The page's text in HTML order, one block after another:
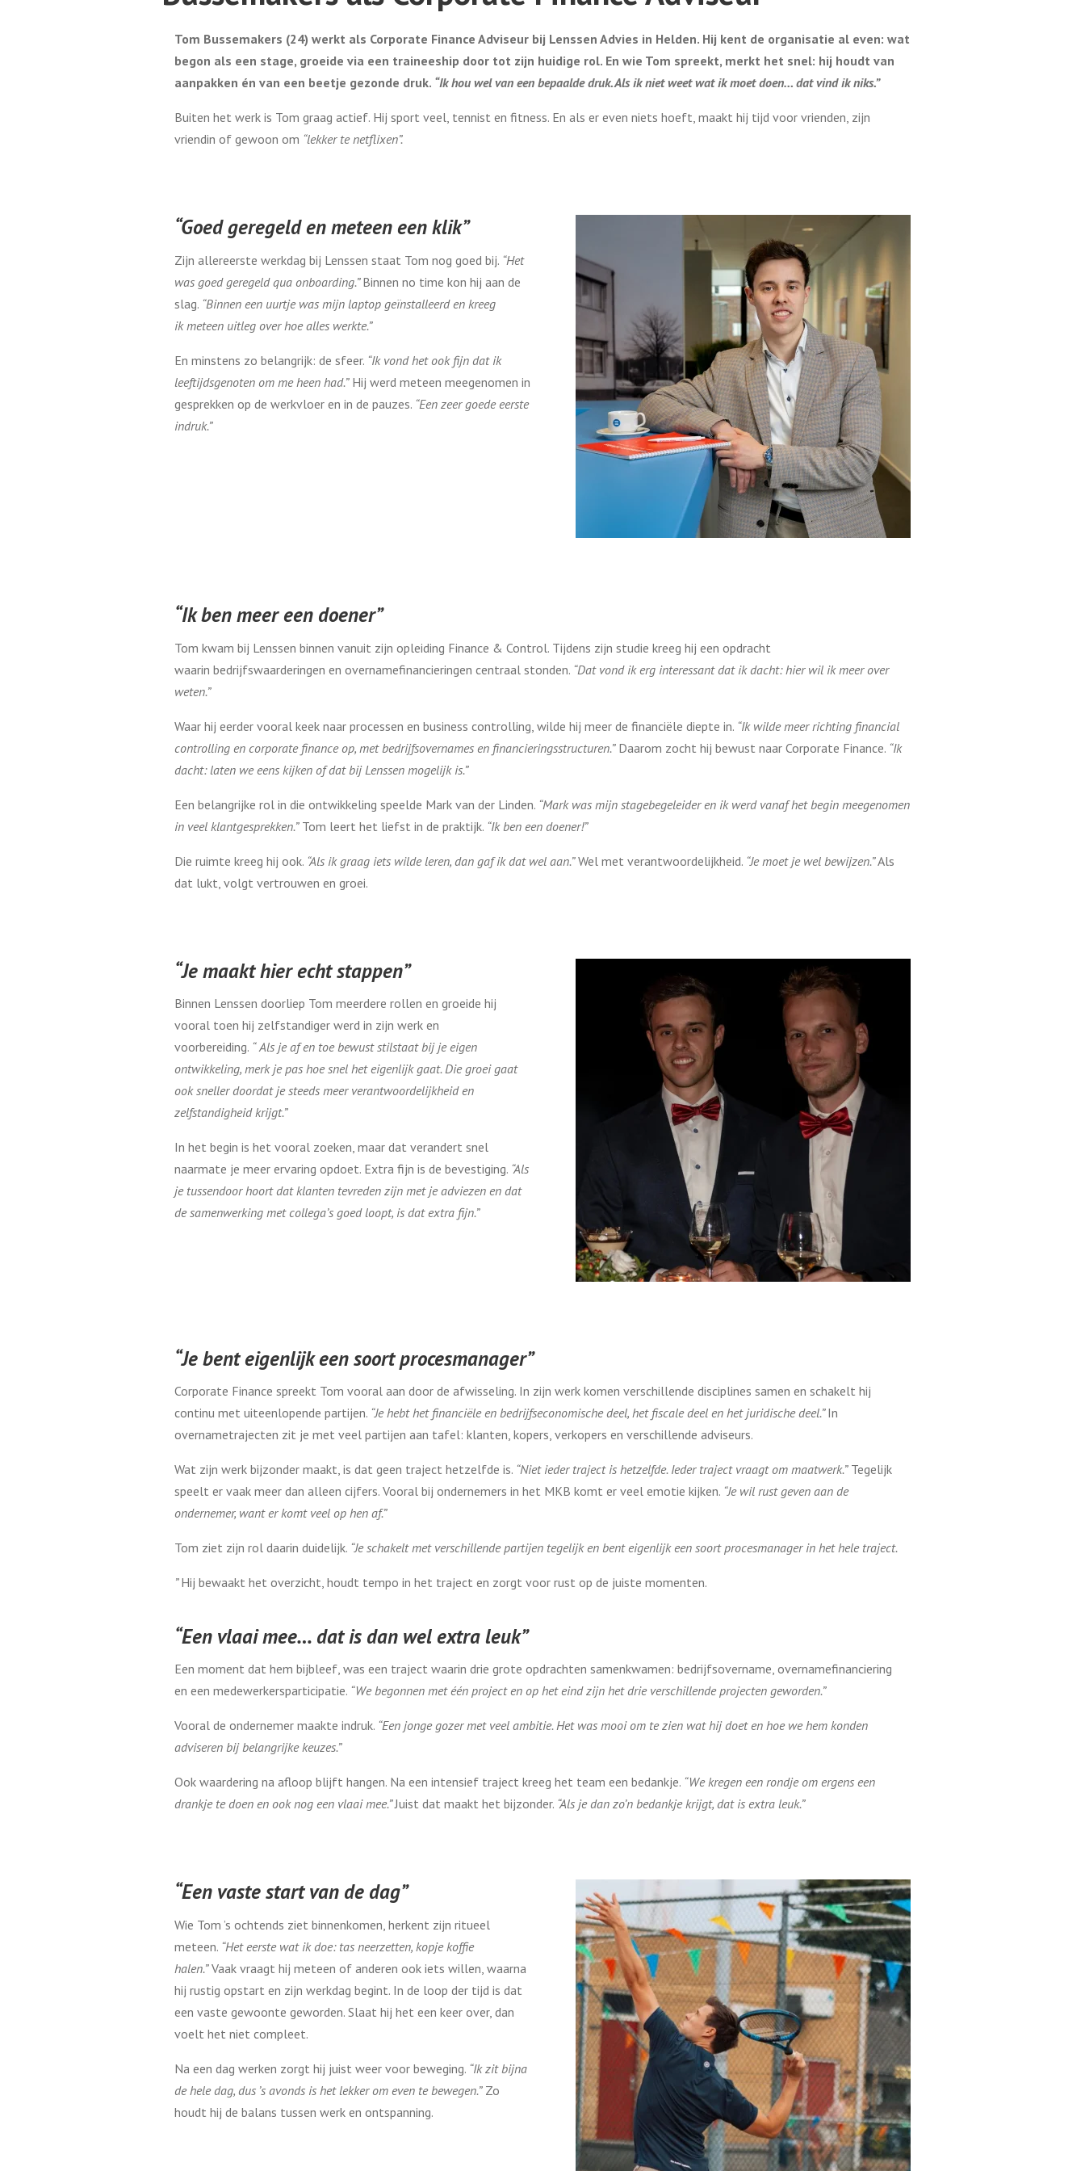
Tom Bussemakers (24) werkt als Corporate Finance Adviseur bij Lenssen Advies in Helden. Hij kent de organisatie al even: wat
begon als een stage, groeide via een traineeship door tot zijn huidige rol. En wie Tom spreekt, merkt het snel: hij houdt van
aanpakken én van een beetje gezonde druk. “Ik hou wel van een bepaalde druk. Als ik niet weet wat ik moet doen… dat vind ik niks.”
Buiten het werk is Tom graag actief. Hij sport veel, tennist en fitness. En als er even niets hoeft, maakt hij tijd voor vrienden, zijn
vriendin of gewoon om “lekker te netflixen”.
“Goed geregeld en meteen een klik”
Zijn allereerste werkdag bij Lenssen staat Tom nog goed bij. “Het
was goed geregeld qua onboarding.”Binnen no time kon hij aan de
slag. “Binnen een uurtje was mijn laptop geïnstalleerd en kreeg
ik meteen uitleg over hoe alles werkte.”
En minstens zo belangrijk: de sfeer. “Ik vond het ook fijn dat ik
leeftijdsgenoten om me heen had.”Hij werd meteen meegenomen in
gesprekken op de werkvloer en in de pauzes. “Een zeer goede eerste
indruk.”
“Ik ben meer een doener”
Tom kwam bij Lenssen binnen vanuit zijn opleiding Finance & Control. Tijdens zijn studie kreeg hij een opdracht
waarin bedrijfswaarderingen en overnamefinancieringen centraal stonden. “Dat vond ik erg interessant dat ik dacht: hier wil ik meer over
weten.”
Waar hij eerder vooral keek naar processen en business controlling, wilde hij meer de financiële diepte in. “Ik wilde meer richting financial
controlling en corporate finance op, met bedrijfsovernames en financieringsstructuren.”Daarom zocht hij bewust naar Corporate Finance. “Ik
dacht: laten we eens kijken of dat bij Lenssen mogelijk is.”
Een belangrijke rol in die ontwikkeling speelde Mark van der Linden. “Mark was mijn stagebegeleider en ik werd vanaf het begin meegenomen
in veel klantgesprekken.”Tom leert het liefst in de praktijk. “Ik ben een doener!”
Die ruimte kreeg hij ook. “Als ik graag iets wilde leren, dan gaf ik dat wel aan.”Wel met verantwoordelijkheid. “Je moet je wel bewijzen.”Als
dat lukt, volgt vertrouwen en groei.
“Je maakt hier echt stappen”
Binnen Lenssen doorliep Tom meerdere rollen en groeide hij
vooral toen hij zelfstandiger werd in zijn werk en
voorbereiding. “ Als je af en toe bewust stilstaat bij je eigen
ontwikkeling, merk je pas hoe snel het eigenlijk gaat. Die groei gaat
ook sneller doordat je steeds meer verantwoordelijkheid en
zelfstandigheid krijgt.”
In het begin is het vooral zoeken, maar dat verandert snel
naarmate je meer ervaring opdoet. Extra fijn is de bevestiging. “Als
je tussendoor hoort dat klanten tevreden zijn met je adviezen en dat
de samenwerking met collega’s goed loopt, is dat extra fijn.”
“Je bent eigenlijk een soort procesmanager”
Corporate Finance spreekt Tom vooral aan door de afwisseling. In zijn werk komen verschillende disciplines samen en schakelt hij
continu met uiteenlopende partijen. “Je hebt het financiële en bedrijfseconomische deel, het fiscale deel en het juridische deel.”In
overnametrajecten zit je met veel partijen aan tafel: klanten, kopers, verkopers en verschillende adviseurs.
Wat zijn werk bijzonder maakt, is dat geen traject hetzelfde is. “Niet ieder traject is hetzelfde. Ieder traject vraagt om maatwerk.”Tegelijk
speelt er vaak meer dan alleen cijfers. Vooral bij ondernemers in het MKB komt er veel emotie kijken. “Je wil rust geven aan de
ondernemer, want er komt veel op hen af.”
Tom ziet zijn rol daarin duidelijk. “Je schakelt met verschillende partijen tegelijk en bent eigenlijk een soort procesmanager in het hele traject.
”Hij bewaakt het overzicht, houdt tempo in het traject en zorgt voor rust op de juiste momenten.
“Een vlaai mee… dat is dan wel extra leuk”
Een moment dat hem bijbleef, was een traject waarin drie grote opdrachten samenkwamen: bedrijfsovername, overnamefinanciering
en een medewerkersparticipatie. “We begonnen met één project en op het eind zijn het drie verschillende projecten geworden.”
Vooral de ondernemer maakte indruk. “Een jonge gozer met veel ambitie. Het was mooi om te zien wat hij doet en hoe we hem konden
adviseren bij belangrijke keuzes.”
Ook waardering na afloop blijft hangen. Na een intensief traject kreeg het team een bedankje. “We kregen een rondje om ergens een
drankje te doen en ook nog een vlaai mee.”Juist dat maakt het bijzonder. “Als je dan zo’n bedankje krijgt, dat is extra leuk.”
“Een vaste start van de dag”
Wie Tom ’s ochtends ziet binnenkomen, herkent zijn ritueel
meteen. “Het eerste wat ik doe: tas neerzetten, kopje koffie
halen.”Vaak vraagt hij meteen of anderen ook iets willen, waarna
hij rustig opstart en zijn werkdag begint. In de loop der tijd is dat
een vaste gewoonte geworden. Slaat hij het een keer over, dan
voelt het niet compleet.
Na een dag werken zorgt hij juist weer voor beweging. “Ik zit bijna
de hele dag, dus ’s avonds is het lekker om even te bewegen.”Zo
houdt hij de balans tussen werk en ontspanning.